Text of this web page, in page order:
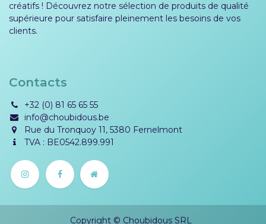
créatifs ! Découvrez notre sélection de produits de qualité
supérieure pour satisfaire pleinement les besoins de vos
clients.
Contacts
+32 (0) 81 65 65 55
info@choubidous.be
Rue du Tronquoy 11, 5380 Fernelmont
TVA : BE0542.899.991
Copyright © Choubidous SRL